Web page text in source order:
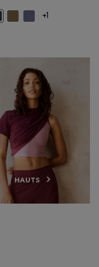
BLEU MARINE
extensible Restore:
extensible Restore:
Camisole extensible
Camisole extensible
+1
HAUTS